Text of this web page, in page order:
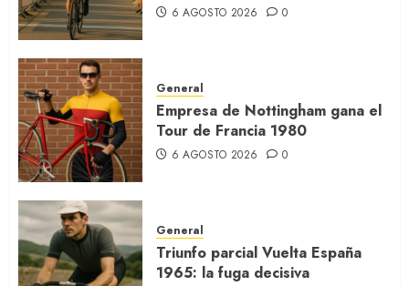
6 AGOSTO 2026 0
General
Empresa de Nottingham gana el
Tour de Francia 1980
6 AGOSTO 2026 0
General
Triunfo parcial Vuelta España
1965: la fuga decisiva